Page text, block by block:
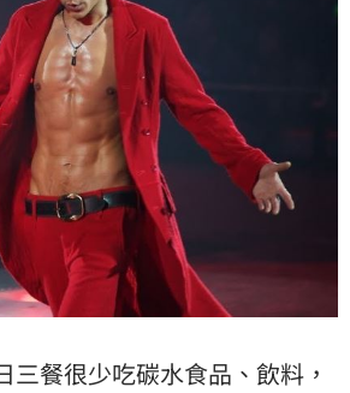
三餐很少吃碳水食品、飲料，